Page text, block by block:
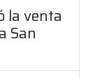
la venta
San